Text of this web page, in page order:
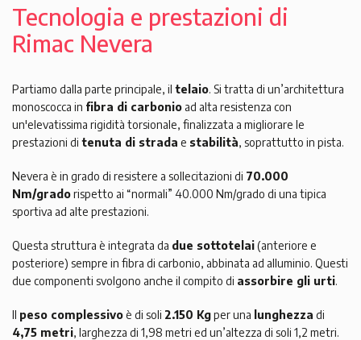
Tecnologia e prestazioni di
Rimac Nevera
Partiamo dalla parte principale, il telaio. Si tratta di un’architettura
monoscocca in fibra di carbonio ad alta resistenza con
un'elevatissima rigidità torsionale, finalizzata a migliorare le
prestazioni di tenuta di strada e stabilità, soprattutto in pista.
Nevera è in grado di resistere a sollecitazioni di 70.000
Nm/gradorispetto ai “normali” 40.000 Nm/grado di una tipica
sportiva ad alte prestazioni.
Questa struttura è integrata da due sottotelai(anteriore e
posteriore) sempre in fibra di carbonio, abbinata ad alluminio. Questi
due componenti svolgono anche il compito di assorbire gli urti.
Il peso complessivoè di soli 2.150 Kgper una lunghezza di
4,75 metri, larghezza di 1,98 metri ed un’altezza di soli 1,2 metri.